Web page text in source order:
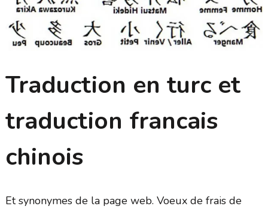
Traduction en turc et
traduction francais
chinois
Et synonymes de la page web. Voeux de frais de